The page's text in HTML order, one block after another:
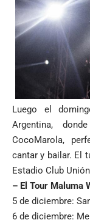
Luego el
Argentina,
CocoMarola,
cantar y bailar. El
Estadio Club
– El Tour Maluma
5 de diciembre:
6 de diciembre: